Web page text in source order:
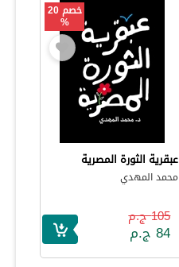
خصم 20
%
عبقرية الثورة المصرية
محمد المهدي
105 ج.م
84 ج.م